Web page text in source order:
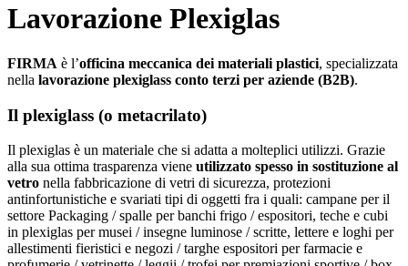
Lavorazione Plexiglas
FIRMA è l’officina meccanica dei materiali plastici, specializzata
nella lavorazione plexiglass conto terzi per aziende (B2B).
Il plexiglass (o metacrilato)
Il plexiglas è un materiale che si adatta a molteplici utilizzi. Grazie
alla sua ottima trasparenza viene utilizzato spesso in sostituzione al
vetro nella fabbricazione di vetri di sicurezza, protezioni
antinfortunistiche e svariati tipi di oggetti fra i quali: campane per il
settore Packaging / spalle per banchi frigo / espositori, teche e cubi
in plexiglas per musei / insegne luminose / scritte, lettere e loghi per
allestimenti fieristici e negozi / targhe espositori per farmacie e